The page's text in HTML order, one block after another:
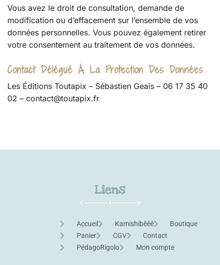
Vous avez le droit de consultation, demande de
modification ou d’effacement sur l’ensemble de vos
données personnelles. Vous pouvez également retirer
votre consentement au traitement de vos données.
Contact Délégué À La Protection Des Données
Les Éditions Toutapix – Sébastien Geais – 06 17 35 40
02 – contact@toutapix.fr
Liens
Accueil Kamishibêêê
Boutique
Panier
CGV
Contact
PédagoRigolo
Mon compte